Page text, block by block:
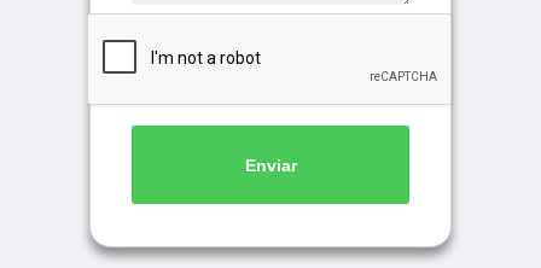
Enviar